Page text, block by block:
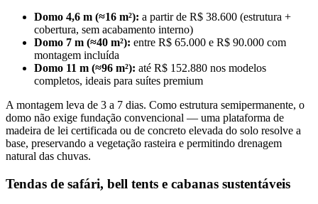
Domo 4,6 m (≈16 m²): a partir de R$ 38.600 (estrutura +
cobertura, sem acabamento interno)
Domo 7 m (≈40 m²): entre R$ 65.000 e R$ 90.000 com
montagem incluída
Domo 11 m (≈96 m²): até R$ 152.880 nos modelos
completos, ideais para suítes premium
A montagem leva de 3 a 7 dias. Como estrutura semipermanente, o
domo não exige fundação convencional — uma plataforma de
madeira de lei certificada ou de concreto elevada do solo resolve a
base, preservando a vegetação rasteira e permitindo drenagem
natural das chuvas.
Tendas de safári, bell tents e cabanas sustentáveis